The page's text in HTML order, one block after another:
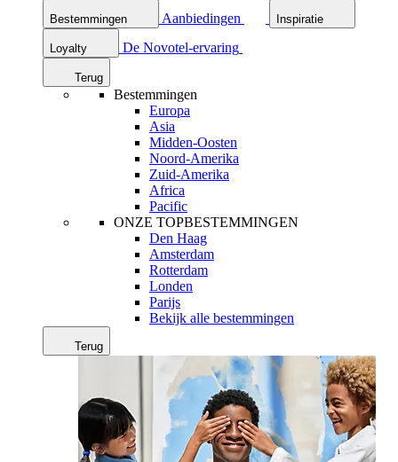
Bestemmingen Aanbiedingen Inspiratie
Loyalty De Novotel-ervaring
Terug
Bestemmingen
Europa
Asia
Midden-Oosten
Noord-Amerika
Zuid-Amerika
Africa
Pacific
ONZE TOPBESTEMMINGEN
Den Haag
Amsterdam
Rotterdam
Londen
Parijs
Bekijk alle bestemmingen
Terug